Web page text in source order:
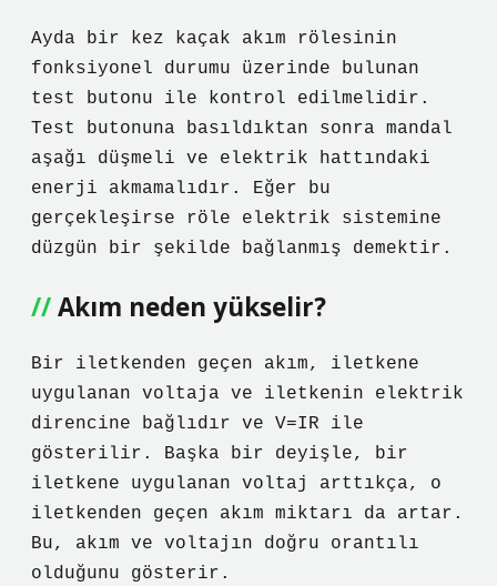
Ayda bir kez kaçak akım rölesinin
fonksiyonel durumu üzerinde bulunan
test butonu ile kontrol edilmelidir.
Test butonuna basıldıktan sonra mandal
aşağı düşmeli ve elektrik hattındaki
enerji akmamalıdır. Eğer bu
gerçekleşirse röle elektrik sistemine
düzgün bir şekilde bağlanmış demektir.
Akım neden yükselir?
Bir iletkenden geçen akım, iletkene
uygulanan voltaja ve iletkenin elektrik
direncine bağlıdır ve V=IR ile
gösterilir. Başka bir deyişle, bir
iletkene uygulanan voltaj arttıkça, o
iletkenden geçen akım miktarı da artar.
Bu, akım ve voltajın doğru orantılı
olduğunu gösterir.